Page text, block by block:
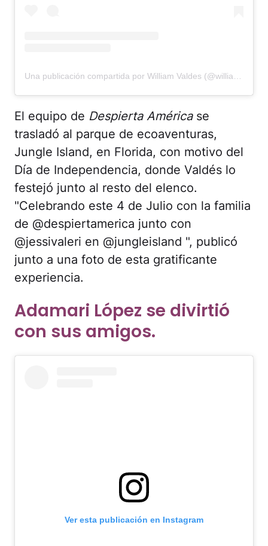
El equipo de Despierta Américase
trasladó al parque de ecoaventuras,
Jungle Island, en Florida, con motivo del
Día de Independencia, donde Valdés lo
festejó junto al resto del elenco.
"Celebrando este 4 de Julio con la familia
de @despiertamerica junto con
@jessivaleri en @jungleisland ", publicó
junto a una foto de esta gratificante
experiencia.
Adamari López se divirtió
con sus amigos.
Ver esta publicación en Instagram